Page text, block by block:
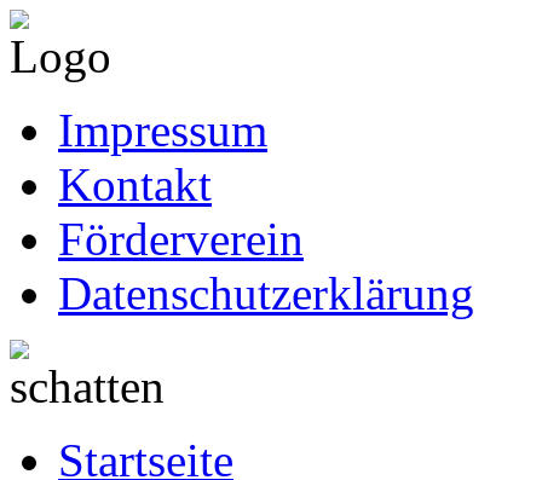
Impressum
Kontakt
Förderverein
Datenschutzerklärung
Startseite